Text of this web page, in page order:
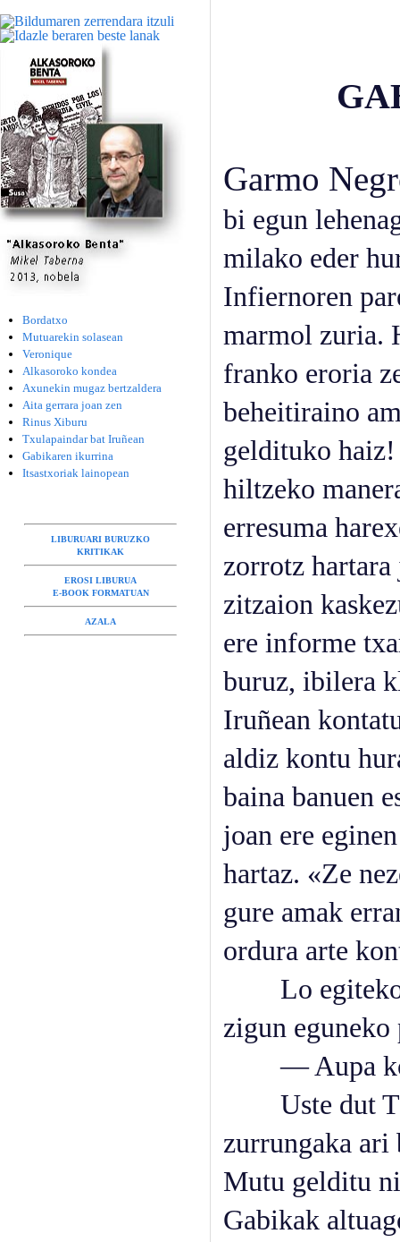
Bordatxo
Mutuarekin solasean
Veronique
Alkasoroko kondea
Axunekin mugaz bertzaldera
Aita gerrara joan zen
Rinus Xiburu
Txulapaindar bat Iruñean
Gabikaren ikurrina
Itsastxoriak lainopean
LIBURUARI BURUZKO
KRITIKAK
EROSI LIBURUA
E-BOOK FORMATUAN
AZALA
Garmo
bi egun
milako eder
Infiernoren
marmol zuria.
franko eroria
beheitiraino
geldituko haiz!
hiltzeko
erresuma
zorrotz hartara
zitzaion
ere informe
buruz, ibilera
Iruñean
aldiz kontu
baina banuen
joan ere
hartaz. «Ze
gure amak
ordura arte
Lo egiteko
zigun eguneko
— Aupa
Uste dut
zurrungaka ari
Mutu gelditu
Gabikak